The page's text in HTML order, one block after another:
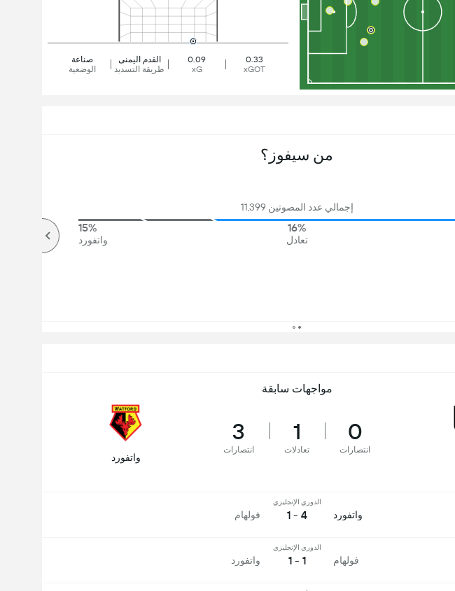
صناعة
الوضعية
القدم اليمنى
طريقة التسديد
0.09
xG
0.33
xGOT
من سيفوز؟
إجمالي عدد المصوتين 11,399
16%
تعادل
15%
واتفورد
مواجهات سابقة
0
انتصارات
1
تعادلات
3
انتصارات
واتفورد
واتفورد
الدوري الإنجليزي
4 - 1 فولهام
فولهام
الدوري الإنجليزي
1 - 1 واتفورد